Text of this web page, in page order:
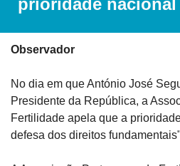
prioridade nacional
Observador
No dia em que António José
Presidente da República, a
Fertilidade apela que a
defesa dos direitos